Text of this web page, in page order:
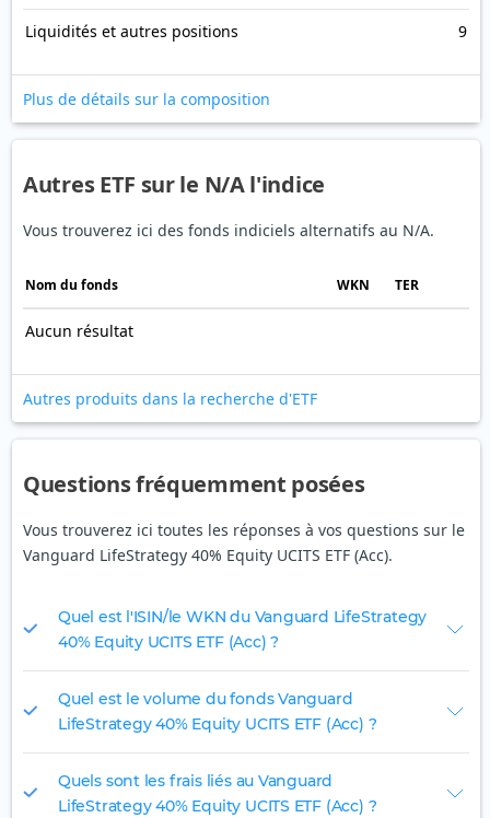
Liquidités et autres positions 9
Plus de détails sur la composition
Autres ETF sur le N/A l'indice
Vous trouverez ici des fonds indiciels alternatifs au N/A.
Nom du fonds WKN TER
Aucun résultat
Autres produits dans la recherche d'ETF
Questions fréquemment posées
Vous trouverez ici toutes les réponses à vos questions sur le
Vanguard LifeStrategy 40% Equity UCITS ETF (Acc).
Quel est l'ISIN/le WKN du Vanguard LifeStrategy
40% Equity UCITS ETF (Acc) ?
Quel est le volume du fonds Vanguard
LifeStrategy 40% Equity UCITS ETF (Acc) ?
Quels sont les frais liés au Vanguard
LifeStrategy 40% Equity UCITS ETF (Acc) ?